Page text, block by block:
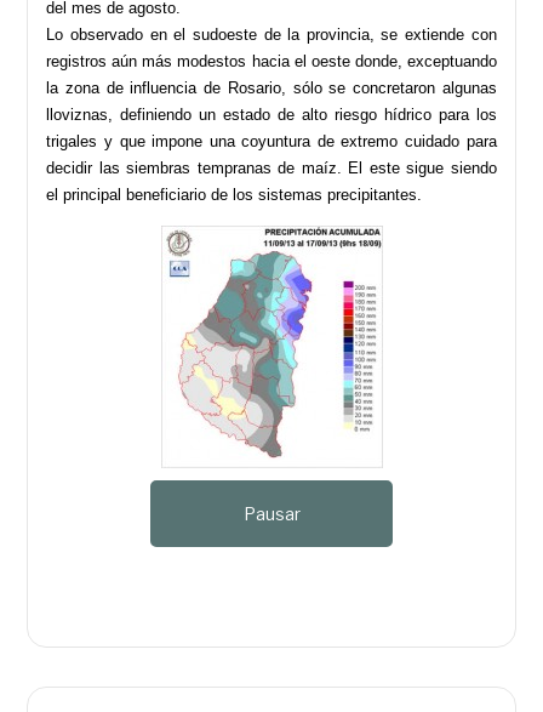
del mes de agosto.
Lo observado en el sudoeste de la provincia, se extiende con
registros aún más modestos hacia el oeste donde, exceptuando
la zona de influencia de Rosario, sólo se concretaron algunas
lloviznas, definiendo un estado de alto riesgo hídrico para los
trigales y que impone una coyuntura de extremo cuidado para
decidir las siembras tempranas de maíz. El este sigue siendo
el principal beneficiario de los sistemas precipitantes.
Pausar